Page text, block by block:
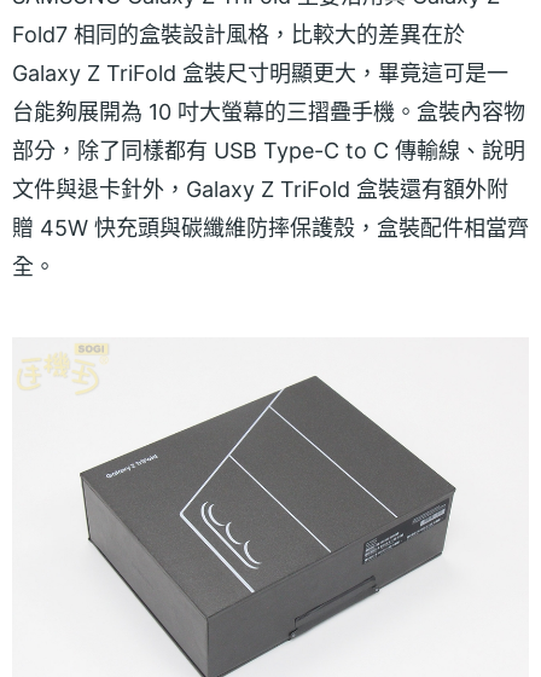
Fold7 相同的盒裝設計風格，比較大的差異在於
Galaxy Z TriFold 盒裝尺寸明顯更大，畢竟這可是一
台能夠展開為 10 吋大螢幕的三摺疊手機。盒裝內容物
部分，除了同樣都有 USB Type-C to C 傳輸線、說明
文件與退卡針外，Galaxy Z TriFold 盒裝還有額外附
贈 45W 快充頭與碳纖維防摔保護殼，盒裝配件相當齊
全。